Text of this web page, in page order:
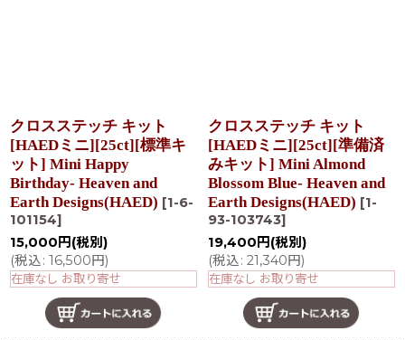
クロスステッチ キット
[HAEDミニ][25ct][標準キ
ット] Mini Happy
Birthday- Heaven and
Earth Designs(HAED) [1-6-
101154]
15,000 円 (税別)
(税込: 16,500円)
在庫なし お取り寄せ
クロスステッチ キット
[HAEDミニ][25ct][準備済
みキット] Mini Almond
Blossom Blue- Heaven and
Earth Designs(HAED) [1-
93-103743]
19,400 円 (税別)
(税込: 21,340円)
在庫なし お取り寄せ